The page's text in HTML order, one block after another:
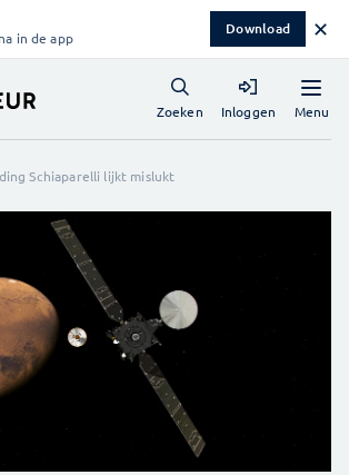
in de app Download ✕
Menu
Zoeken Inloggen
Schiaparelli lijkt mislukt